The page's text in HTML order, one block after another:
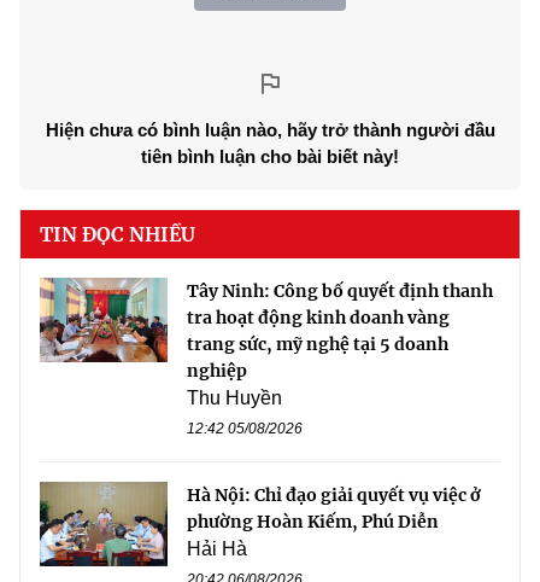
Hiện chưa có bình luận nào, hãy trở thành người đầu
tiên bình luận cho bài biết này!
TIN ĐỌC NHIỀU
Tây Ninh: Công bố quyết định thanh
tra hoạt động kinh doanh vàng
trang sức, mỹ nghệ tại 5 doanh
nghiệp
Thu Huyền
12:42 05/08/2026
Hà Nội: Chỉ đạo giải quyết vụ việc ở
phường Hoàn Kiếm, Phú Diễn
Hải Hà